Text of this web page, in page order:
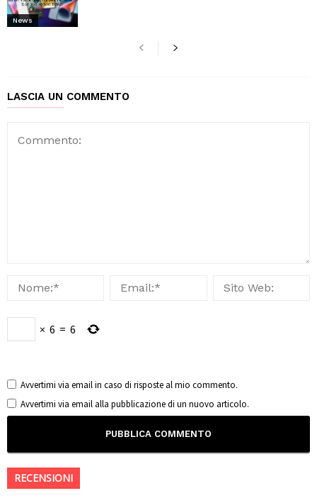
News
LASCIA UN COMMENTO
× 6 = 6
Avvertimi via email in caso di risposte al mio commento.
Avvertimi via email alla pubblicazione di un nuovo articolo.
RECENSIONI